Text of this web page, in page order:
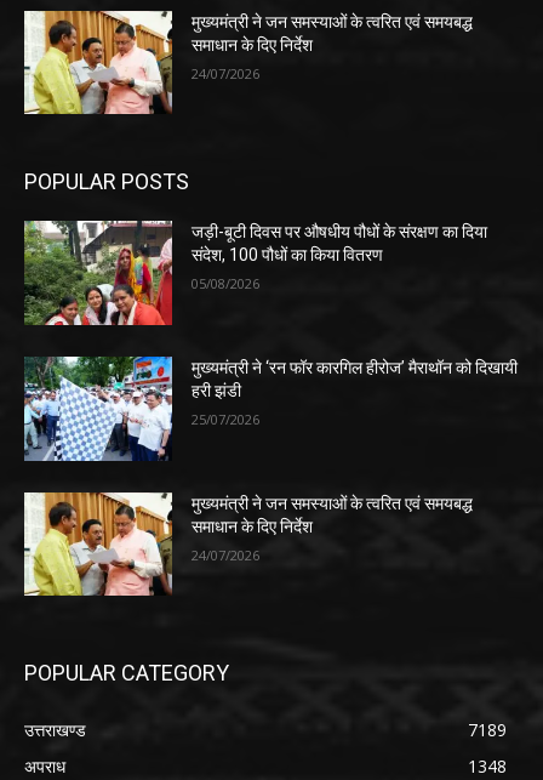
मुख्यमंत्री ने जन समस्याओं के त्वरित एवं समयबद्ध
समाधान के दिए निर्देश
24/07/2026
POPULAR POSTS
जड़ी-बूटी दिवस पर औषधीय पौधों के संरक्षण का दिया
संदेश, 100 पौधों का किया वितरण
05/08/2026
मुख्यमंत्री ने ‘रन फॉर कारगिल हीरोज’ मैराथॉन को दिखायी
हरी झंडी
25/07/2026
मुख्यमंत्री ने जन समस्याओं के त्वरित एवं समयबद्ध
समाधान के दिए निर्देश
24/07/2026
POPULAR CATEGORY
उत्तराखण्ड
7189
अपराध
1348